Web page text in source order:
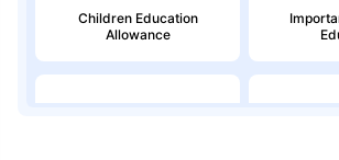
Children Education
Allowance